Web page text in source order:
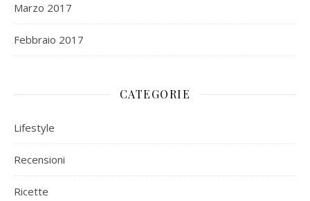
Marzo 2017
Febbraio 2017
CATEGORIE
Lifestyle
Recensioni
Ricette